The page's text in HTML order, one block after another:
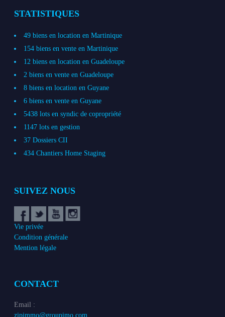
STATISTIQUES
49 biens en location en Martinique
154 biens en vente en Martinique
12 biens en location en Guadeloupe
2 biens en vente en Guadeloupe
8 biens en location en Guyane
6 biens en vente en Guyane
5438 lots en syndic de copropriété
1147 lots en gestion
37 Dossiers CII
434 Chantiers Home Staging
SUIVEZ NOUS
Vie privée
Condition générale
Mention légale
CONTACT
Email :
zipimmo@groupimo.com